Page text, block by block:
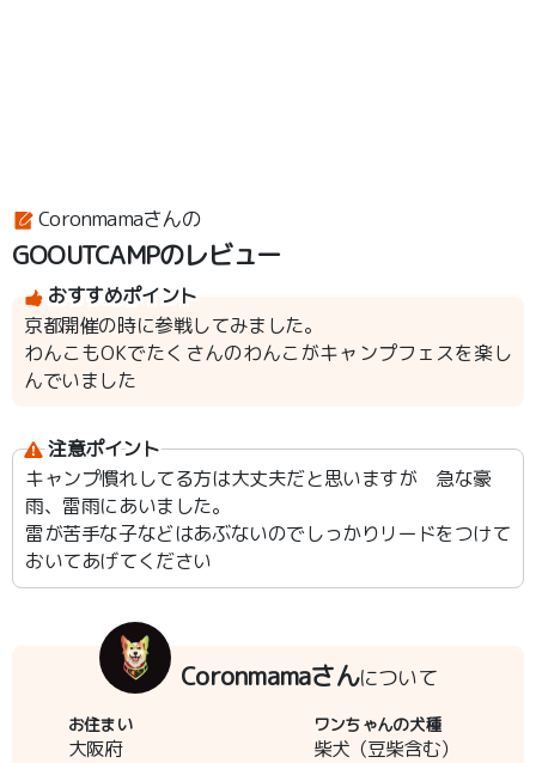
Coronmamaさんの
GOOUTCAMPのレビュー
おすすめポイント
京都開催の時に参戦してみました。
わんこもOKでたくさんのわんこがキャンプフェスを楽し
んでいました
注意ポイント
キャンプ慣れしてる方は大丈夫だと思いますが 急な豪
雨、雷雨にあいました。
雷が苦手な子などはあぶないのでしっかりリードをつけて
おいてあげてください
Coronmamaさんについて
お住まい
大阪府
ワンちゃんの犬種
柴犬（豆柴含む）